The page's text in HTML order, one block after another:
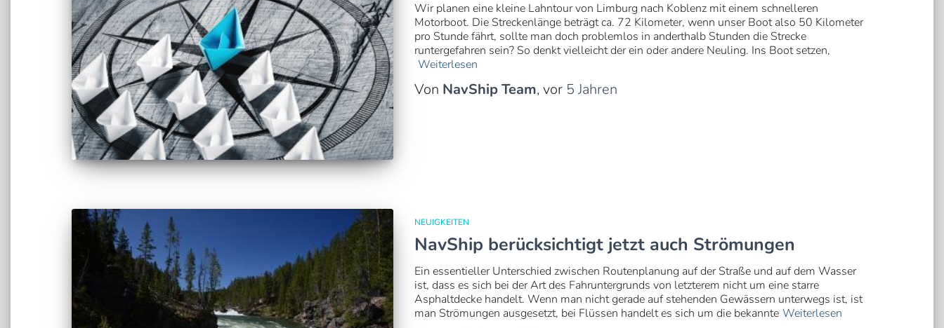
Wir planen eine kleine Lahntour von Limburg nach Koblenz mit einem schnelleren
Motorboot. Die Streckenlänge beträgt ca. 72 Kilometer, wenn unser Boot also 50 Kilometer
pro Stunde fährt, sollte man doch problemlos in anderthalb Stunden die Strecke
runtergefahren sein? So denkt vielleicht der ein oder andere Neuling. Ins Boot setzen,
Weiterlesen
Von NavShip Team, vor 5 Jahren
NEUIGKEITEN
NavShip berücksichtigt jetzt auch Strömungen
Ein essentieller Unterschied zwischen Routenplanung auf der Straße und auf dem Wasser
ist, dass es sich bei der Art des Fahruntergrunds von letzterem nicht um eine starre
Asphaltdecke handelt. Wenn man nicht gerade auf stehenden Gewässern unterwegs ist, ist
man Strömungen ausgesetzt, bei Flüssen handelt es sich um die bekannte Weiterlesen